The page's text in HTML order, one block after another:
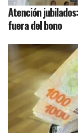
Atención
fuera del bono